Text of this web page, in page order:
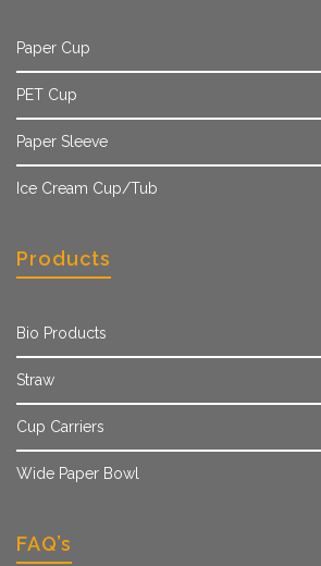
Paper Cup
PET Cup
Paper Sleeve
Ice Cream Cup/Tub
Products
Bio Products
Straw
Cup Carriers
Wide Paper Bowl
FAQ’s